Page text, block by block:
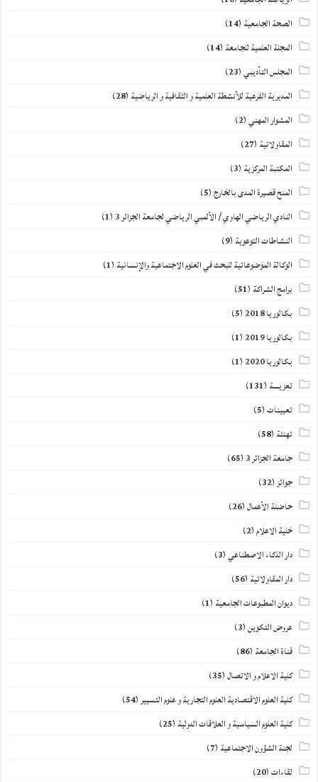
الصحة الجامعية (14)
المجلة العلمية للجامعة (14)
المجلس التأديبي(23)
المديرية الفرعية للأنشطة العلمية و الثقافية و الرياضية (28)
المشوار المهني(2)
المقاولاتية (27)
المكتبة المركزية (3)
المنح قصيرة المدى بالخارج(5)
النادي الرياضي الهاوي / الألمبي الرياضي لجامعة الجزائر 3 (1)
النشاطات التوعوية (9)
الوكالة الموضوعاتية للبحث في العلوم الاجتماعية والإنسانية (1)
برامج الشراكة (51)
بكالوريا 2018
(5)
بكالوريا 2019
(1)
بكالوريا 2020
(1)
تعزيــــة (131)
تعيينات(5)
تهنئة (58)
جامعة الجزائر 3 (65)
جوائز(32)
حاضنة الأعمال(26)
خلية الاعلام(2)
دار الذكاء الاصطناعي(3)
دار المقاولاتية (56)
ديوان المطبوعات الجامعية (1)
عروض التكوين(3)
قناة الجامعة (86)
كلية الاعلام و الاتصال(35)
كلية العلوم الاقتصادية العلوم التجارية و علوم التسيير(54)
كلية العلوم السياسية و العلاقات الدولية (25)
لجنة الشؤون الاجتماعية (7)
لقاءات(20)